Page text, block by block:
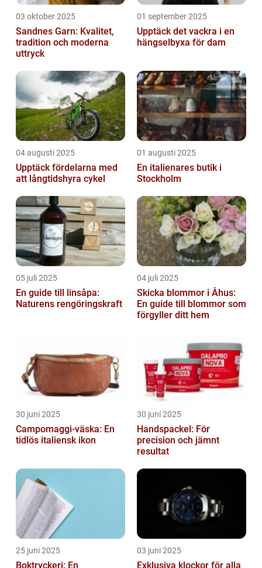
03 oktober 2025
Sandnes Garn: Kvalitet,
tradition och moderna
uttryck
01 september 2025
Upptäck det vackra i en
hängselbyxa för dam
04 augusti 2025
Upptäck fördelarna med
att långtidshyra cykel
01 augusti 2025
En italienares butik i
Stockholm
05 juli 2025
En guide till linsåpa:
Naturens rengöringskraft
04 juli 2025
Skicka blommor i Åhus:
En guide till blommor som
förgyller ditt hem
30 juni 2025
Campomaggi-väska: En
tidlös italiensk ikon
30 juni 2025
Handspackel: För
precision och jämnt
resultat
25 juni 2025
Boktryckeri: En
03 juni 2025
Exklusiva klockor för alla